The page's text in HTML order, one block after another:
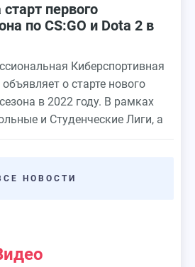
первого
по CS:GO и Dota 2 в
Киберспортивная
о старте нового
в 2022 году. В рамках
и Студенческие Лиги, а
НОВОСТИ